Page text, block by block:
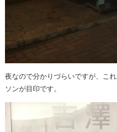
夜なので分かりづらいですが、こ
ソンが目印です。